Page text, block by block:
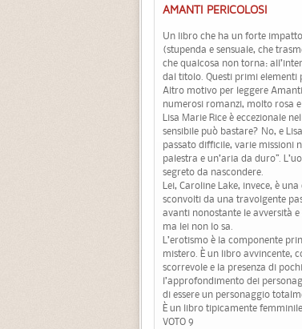
AMANTI PERICOLOSI
Un libro che ha un forte
(stupenda e sensuale, che
che qualcosa non torna:
dal titolo. Questi primi elementi
Altro motivo per leggere
numerosi romanzi, molto rosa
Lisa Marie Rice è eccezionale
sensibile può bastare? No, e
passato difficile, varie missioni
palestra e un’aria da duro”.
segreto da nascondere.
Lei, Caroline Lake, invece, è
sconvolti da una travolgente
avanti nonostante le avversità
ma lei non lo sa.
L’erotismo è la componente
mistero. È un libro avvincente,
scorrevole e la presenza di
l’approfondimento dei
di essere un personaggio
È un libro tipicamente
VOTO 9